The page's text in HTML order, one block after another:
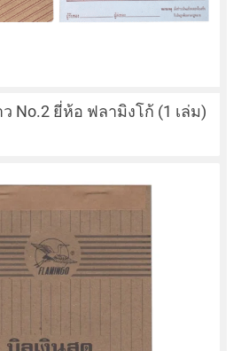
No.2 ยี่ห้อ ฟลามิงโก้ (1 เล่ม)